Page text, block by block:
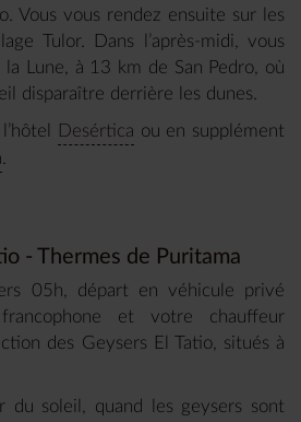
Vous vous rendez ensuite sur les
Tulor. Dans l’après-midi, vous
Lune, à 13 km de San Pedro, où
disparaître derrière les dunes.
Desértica ou en supplément
- Thermes de Puritama
05h, départ en véhicule privé
et votre chauffeur
des Geysers El Tatio, situés à
du soleil, quand les geysers sont